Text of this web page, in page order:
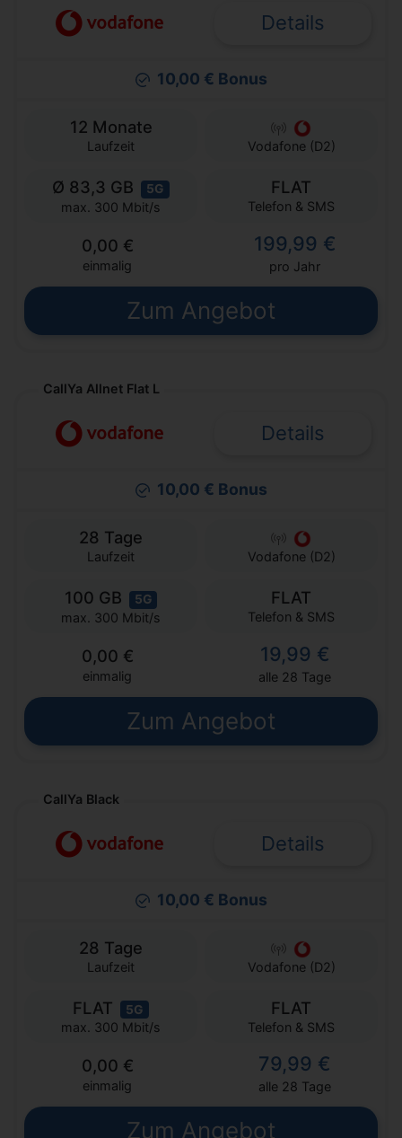
Details
10,00 € Bonus
12 Monate
Laufzeit Vodafone (D2)
Ø 83,3 GB 5G
max. 300 Mbit/s
FLAT
Telefon & SMS
0,00 €
einmalig
199,99 €
pro Jahr
Zum Angebot
CallYa Allnet Flat L
Details
10,00 € Bonus
28 Tage
Laufzeit Vodafone (D2)
100 GB 5G
max. 300 Mbit/s
FLAT
Telefon & SMS
0,00 €
einmalig
19,99 €
alle 28 Tage
Zum Angebot
CallYa Black
Details
10,00 € Bonus
28 Tage
Laufzeit Vodafone (D2)
FLAT 5G
max. 300 Mbit/s
FLAT
Telefon & SMS
0,00 €
einmalig
79,99 €
alle 28 Tage
Zum Angebot